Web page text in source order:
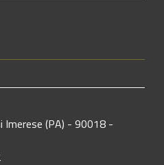
Imerese (PA) - 90018 -